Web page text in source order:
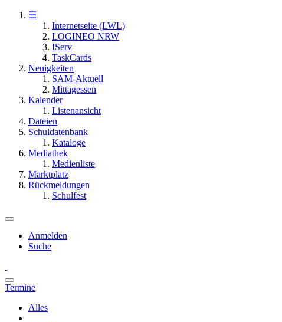
☰
Internetseite (LWL)
LOGINEO NRW
IServ
TaskCards
Neuigkeiten
SAM-Aktuell
Mittagessen
Kalender
Listenansicht
Dateien
Schuldatenbank
Kataloge
Mediathek
Medienliste
Marktplatz
Rückmeldungen
Schulfest
Anmelden
Suche
Termine
Alles